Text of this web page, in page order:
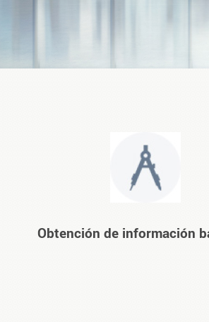
Obtención de información